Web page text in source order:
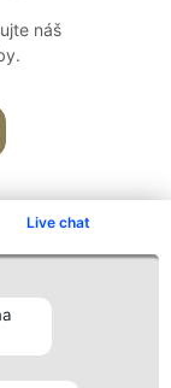
Live chat
náš